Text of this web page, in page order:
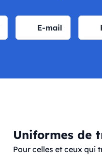
E-mail
Uniformes de
Pour celles et ceux qui